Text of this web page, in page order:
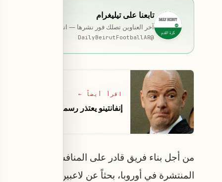
تابعنا على تيليغرام
آخر العناوين تصلك فور نشرها — انضمّ إلى قناة المخصّصة
@
DailyBeirutFootballAR
اقرأ أيضاً ←
إنفانتينو يعتذر رسميًّا عن «أخطاء»
من أجل بناء فريق قادر على المنافسة، لجأ اتحاد
المنتشرة في أوروبا، بحثاً عن لاعبين ذوي أصول كاب